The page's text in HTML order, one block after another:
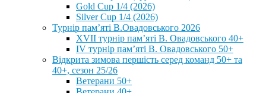
Gold Cup 1/4 (2026)
Silver Cup 1/4 (2026)
Турнір пам’яті В.Овадовського 2026
XVII турнір пам’яті В. Овадовського 40+
IV турнір пам’яті В. Овадовського 50+
Відкрита зимова першість серед команд 50+ та
40+, сезон 25/26
Ветерани 50+